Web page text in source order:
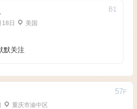
日 美国
B1
默关注
重庆市渝中区
57F